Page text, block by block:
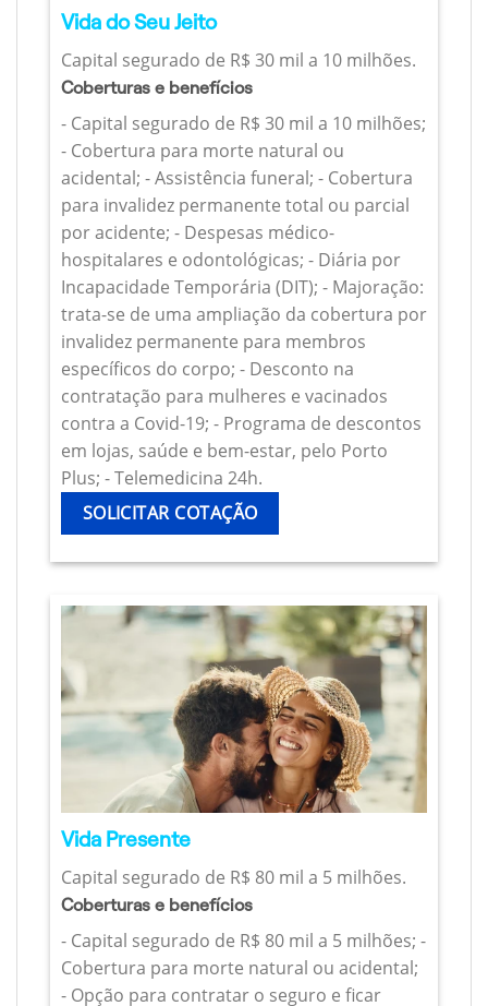
Vida do Seu Jeito
Capital segurado de R$ 30 mil a 10 milhões.
Coberturas e benefícios
- Capital segurado de R$ 30 mil a 10 milhões;
- Cobertura para morte natural ou
acidental; - Assistência funeral; - Cobertura
para invalidez permanente total ou parcial
por acidente; - Despesas médico-
hospitalares e odontológicas; - Diária por
Incapacidade Temporária (DIT); - Majoração:
trata-se de uma ampliação da cobertura por
invalidez permanente para membros
específicos do corpo; - Desconto na
contratação para mulheres e vacinados
contra a Covid-19; - Programa de descontos
em lojas, saúde e bem-estar, pelo Porto
Plus; - Telemedicina 24h.
SOLICITAR COTAÇÃO
Vida Presente
Capital segurado de R$ 80 mil a 5 milhões.
Coberturas e benefícios
- Capital segurado de R$ 80 mil a 5 milhões; -
Cobertura para morte natural ou acidental;
- Opção para contratar o seguro e ficar